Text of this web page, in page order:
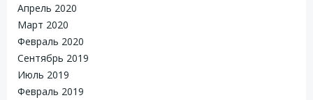
Апрель 2020
Март 2020
Февраль 2020
Сентябрь 2019
Июль 2019
Февраль 2019